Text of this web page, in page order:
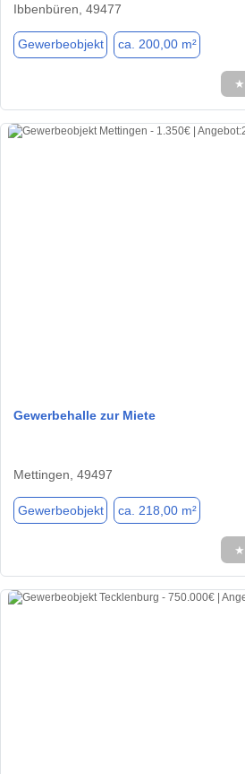
Ibbenbüren, 49477
Gewerbeobjekt ca. 200,00 m²
★
Gewerbehalle zur Miete
Mettingen, 49497
Gewerbeobjekt ca. 218,00 m²
★